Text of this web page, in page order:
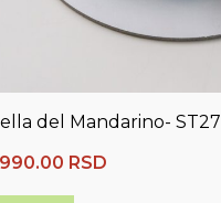
del Mandarino- ST27
RSD